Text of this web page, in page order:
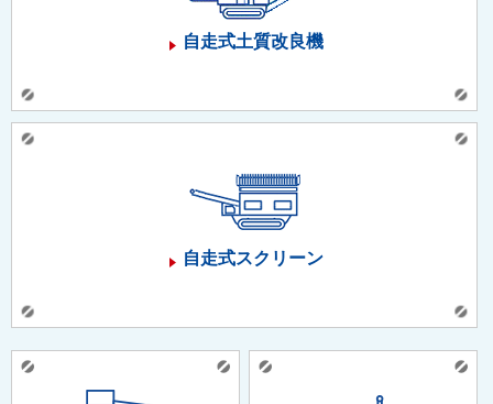
自走式土質改良機
自走式スクリーン